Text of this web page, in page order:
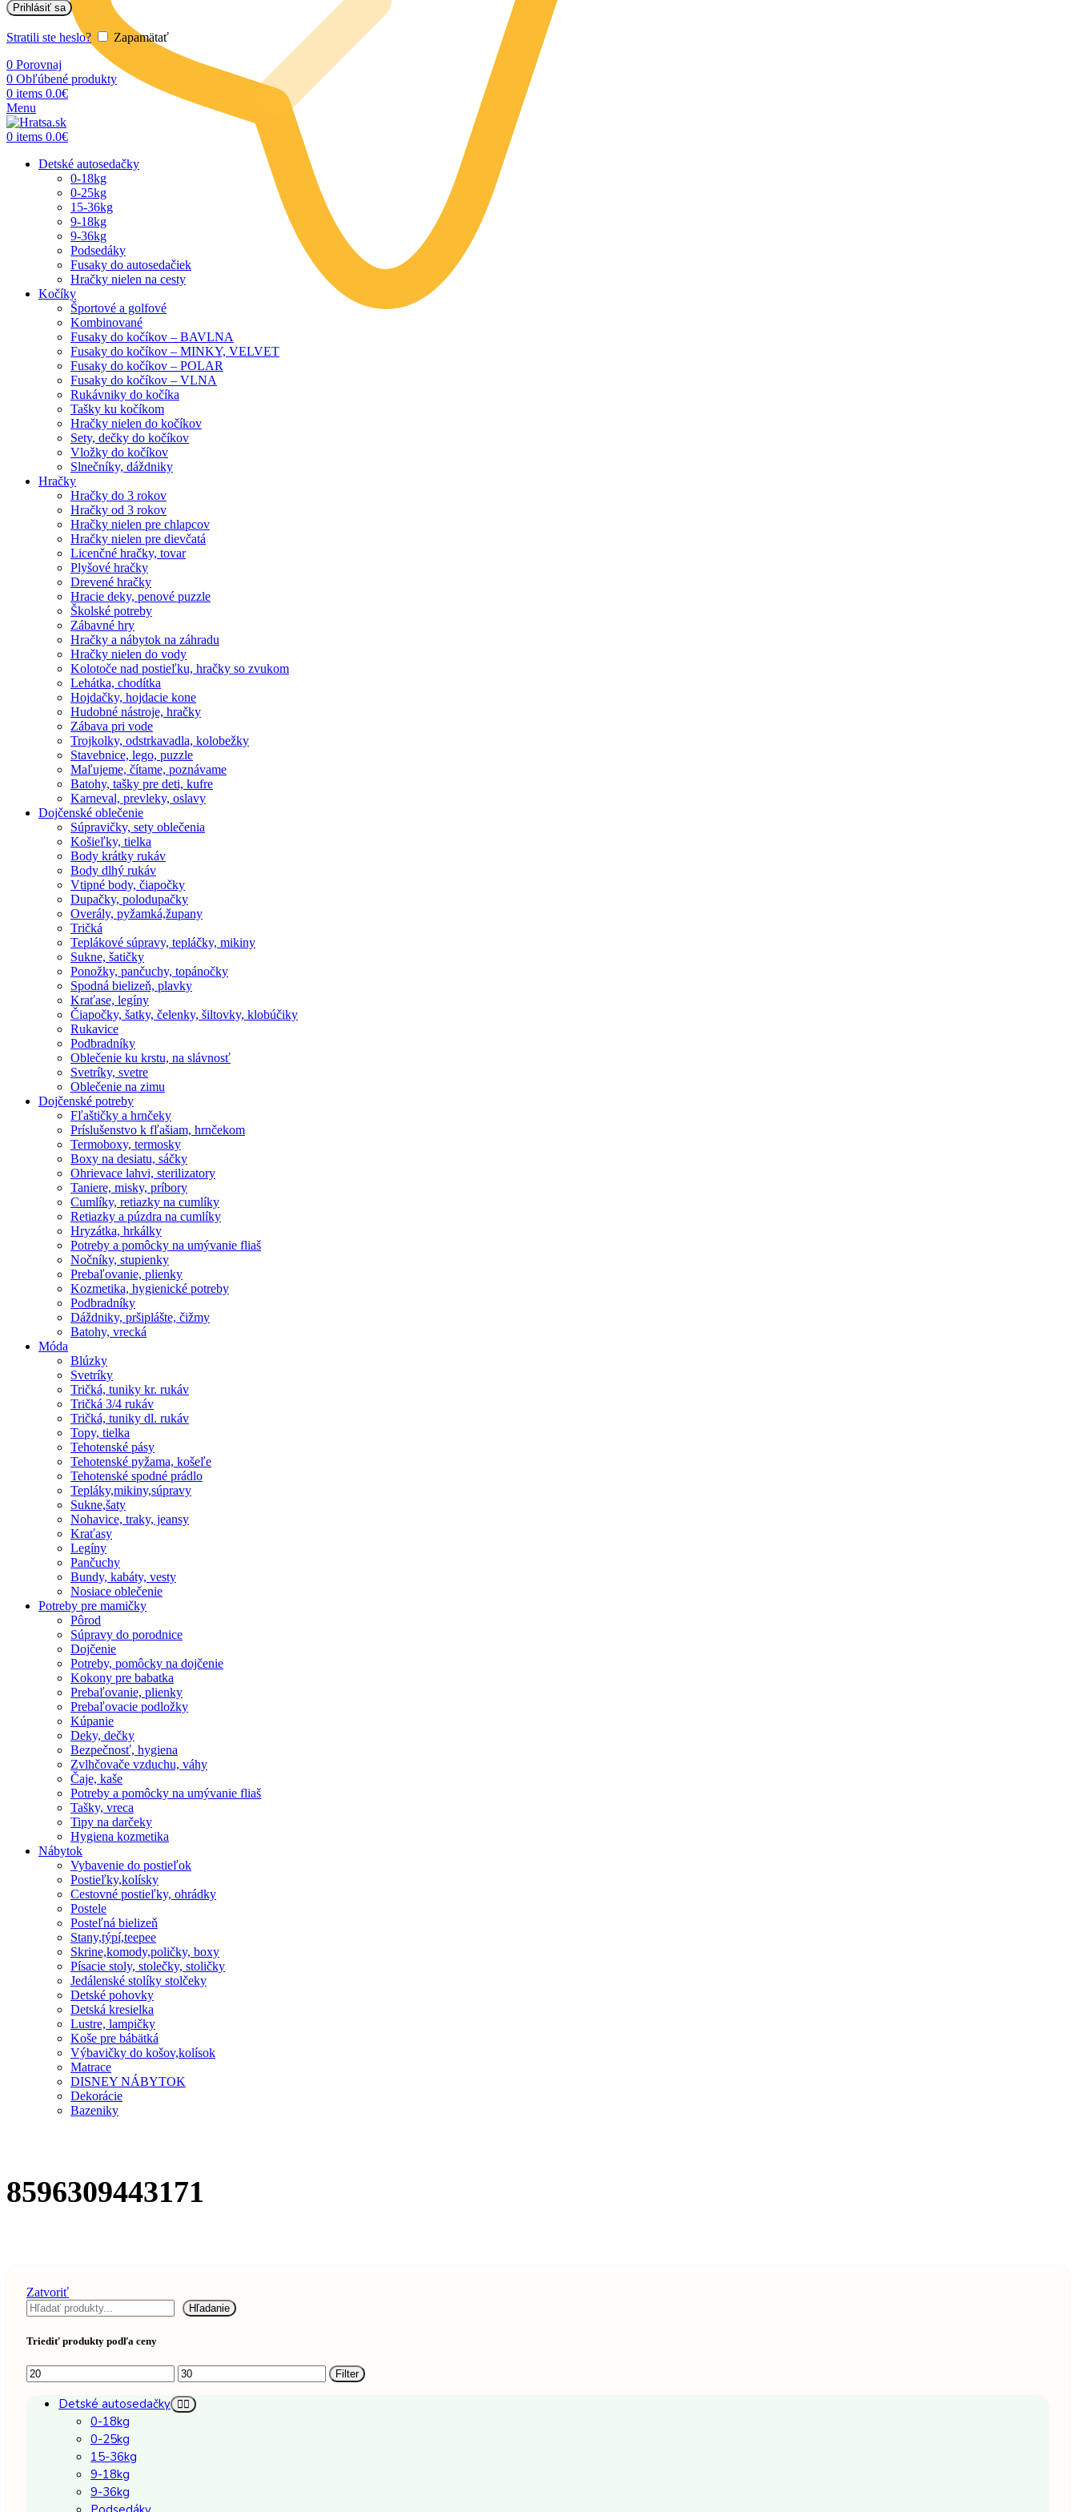
Prihlásiť sa
Stratili ste heslo?
Zapamätať
0 Porovnaj
0 Obľúbené produkty
0 items 0.0€
Menu
0 items 0.0€
Detské autosedačky
0-18kg
0-25kg
15-36kg
9-18kg
9-36kg
Podsedáky
Fusaky do autosedačiek
Hračky nielen na cesty
Kočíky
Športové a golfové
Kombinované
Fusaky do kočíkov – BAVLNA
Fusaky do kočíkov – MINKY, VELVET
Fusaky do kočíkov – POLAR
Fusaky do kočíkov – VLNA
Rukávniky do kočíka
Tašky ku kočíkom
Hračky nielen do kočíkov
Sety, dečky do kočíkov
Vložky do kočíkov
Slnečníky, dáždniky
Hračky
Hračky do 3 rokov
Hračky od 3 rokov
Hračky nielen pre chlapcov
Hračky nielen pre dievčatá
Licenčné hračky, tovar
Plyšové hračky
Drevené hračky
Hracie deky, penové puzzle
Školské potreby
Zábavné hry
Hračky a nábytok na záhradu
Hračky nielen do vody
Kolotoče nad postieľku, hračky so zvukom
Lehátka, chodítka
Hojdačky, hojdacie kone
Hudobné nástroje, hračky
Zábava pri vode
Trojkolky, odstrkavadla, kolobežky
Stavebnice, lego, puzzle
Maľujeme, čítame, poznávame
Batohy, tašky pre deti, kufre
Karneval, prevleky, oslavy
Dojčenské oblečenie
Súpravičky, sety oblečenia
Košieľky, tielka
Body krátky rukáv
Body dlhý rukáv
Vtipné body, čiapočky
Dupačky, polodupačky
Overály, pyžamká,župany
Tričká
Teplákové súpravy, tepláčky, mikiny
Sukne, šatičky
Ponožky, pančuchy, topánočky
Spodná bielizeň, plavky
Kraťase, legíny
Čiapočky, šatky, čelenky, šiltovky, klobúčiky
Rukavice
Podbradníky
Oblečenie ku krstu, na slávnosť
Svetríky, svetre
Oblečenie na zimu
Dojčenské potreby
Fľaštičky a hrnčeky
Príslušenstvo k fľašiam, hrnčekom
Termoboxy, termosky
Boxy na desiatu, sáčky
Ohrievace lahvi, sterilizatory
Taniere, misky, príbory
Cumlíky, retiazky na cumlíky
Retiazky a púzdra na cumlíky
Hryzátka, hrkálky
Potreby a pomôcky na umývanie fliaš
Nočníky, stupienky
Prebaľovanie, plienky
Kozmetika, hygienické potreby
Podbradníky
Dáždniky, pršiplášte, čižmy
Batohy, vrecká
Móda
Blúzky
Svetríky
Tričká, tuniky kr. rukáv
Tričká 3/4 rukáv
Tričká, tuniky dl. rukáv
Topy, tielka
Tehotenské pásy
Tehotenské pyžama, košeľe
Tehotenské spodné prádlo
Tepláky,mikiny,súpravy
Sukne,šaty
Nohavice, traky, jeansy
Kraťasy
Legíny
Pančuchy
Bundy, kabáty, vesty
Nosiace oblečenie
Potreby pre mamičky
Pôrod
Súpravy do porodnice
Dojčenie
Potreby, pomôcky na dojčenie
Kokony pre babatka
Prebaľovanie, plienky
Prebaľovacie podložky
Kúpanie
Deky, dečky
Bezpečnosť, hygiena
Zvlhčovače vzduchu, váhy
Čaje, kaše
Potreby a pomôcky na umývanie fliaš
Tašky, vreca
Tipy na darčeky
Hygiena kozmetika
Nábytok
Vybavenie do postieľok
Postieľky,kolísky
Cestovné postieľky, ohrádky
Postele
Posteľná bielizeň
Stany,týpí,teepee
Skrine,komody,poličky, boxy
Písacie stoly, stolečky, stoličky
Jedálenské stolíky stolčeky
Detské pohovky
Detská kresielka
Lustre, lampičky
Koše pre bábätká
Výbavičky do košov,kolísok
Matrace
DISNEY NÁBYTOK
Dekorácie
Bazeniky
8596309443171
Zatvoriť
Hľadať
Hľadanie
Triediť produkty podľa ceny
Minimálna
cena
Maximálna
cena
Filter
Detské autosedačky
0-18kg
0-25kg
15-36kg
9-18kg
9-36kg